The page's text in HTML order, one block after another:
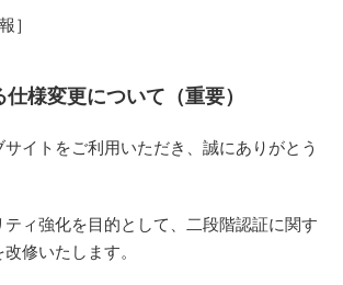
］
様変更について（重要）
イトをご利用いただき、誠にありがとう
ティ強化を目的として、二段階認証に関す
修いたします。